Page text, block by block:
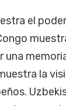
el
una
la